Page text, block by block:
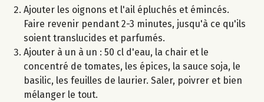
Ajouter les oignons et l'ail épluchés et émincés.
Faire revenir pendant 2-3 minutes, jusqu'à ce qu'ils
soient translucides et parfumés.
Ajouter à un à un : 50 cl d'eau, la chair et le
concentré de tomates, les épices, la sauce soja, le
basilic, les feuilles de laurier. Saler, poivrer et bien
mélanger le tout.